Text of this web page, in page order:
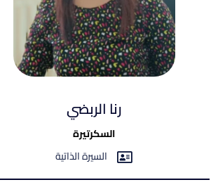
رنا الربضي
السكرتيرة
السيرة الذاتية